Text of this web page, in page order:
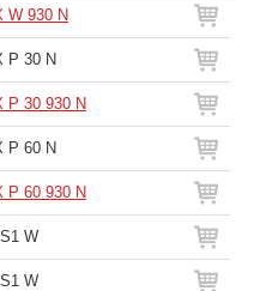
W 930 N
P 30 N
P 30 930 N
P 60 N
P 60 930 N
W
W